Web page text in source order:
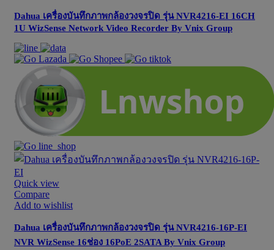
Dahua เครื่องบันทึกภาพกล้องวงจรปิด รุ่น NVR4216-EI 16CH
1U WizSense Network Video Recorder By Vnix Group
Quick view
Compare
Add to wishlist
Dahua เครื่องบันทึกภาพกล้องวงจรปิด รุ่น NVR4216-16P-EI
NVR WizSense 16ช่อง 16PoE 2SATA By Vnix Group